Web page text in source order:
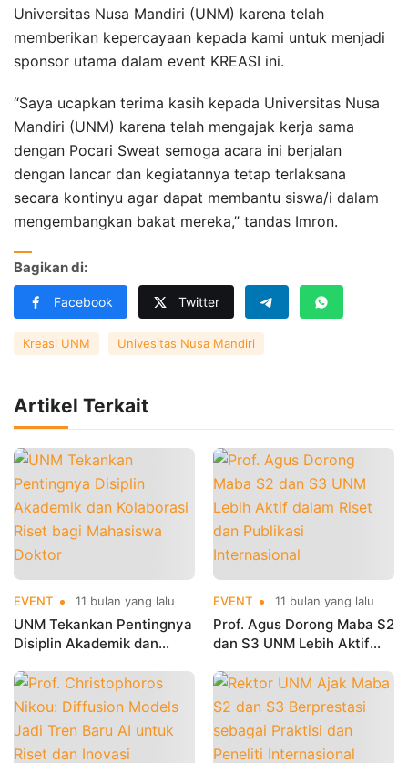
Universitas Nusa Mandiri (UNM) karena telah
memberikan kepercayaan kepada kami untuk menjadi
sponsor utama dalam event KREASI ini.
“Saya ucapkan terima kasih kepada Universitas Nusa
Mandiri (UNM) karena telah mengajak kerja sama
dengan Pocari Sweat semoga acara ini berjalan
dengan lancar dan kegiatannya tetap terlaksana
secara kontinyu agar dapat membantu siswa/i dalam
mengembangkan bakat mereka,” tandas Imron.
Bagikan di:
Facebook Twitter
Kreasi UNM Univesitas Nusa Mandiri
Artikel Terkait
EVENT 11 bulan yang lalu
UNM Tekankan Pentingnya
Disiplin Akademik dan
Mahasiswa Doktor
EVENT 11 bulan yang lalu
Prof. Agus Dorong Maba S2
dan S3 UNM Lebih Aktif
Internasional